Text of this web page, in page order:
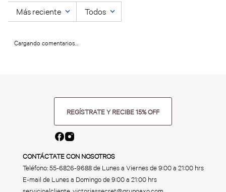
Más reciente Todos
Cargando comentarios…
REGÍSTRATE Y RECIBE 15% OFF
CONTÁCTATE CON NOSOTROS
Teléfono:55-6826-9688de Lunes a Viernes de 9:00 a 21:00 hrs
E-mail de Lunes a Domingo de 9:00 a 21:00 hrs